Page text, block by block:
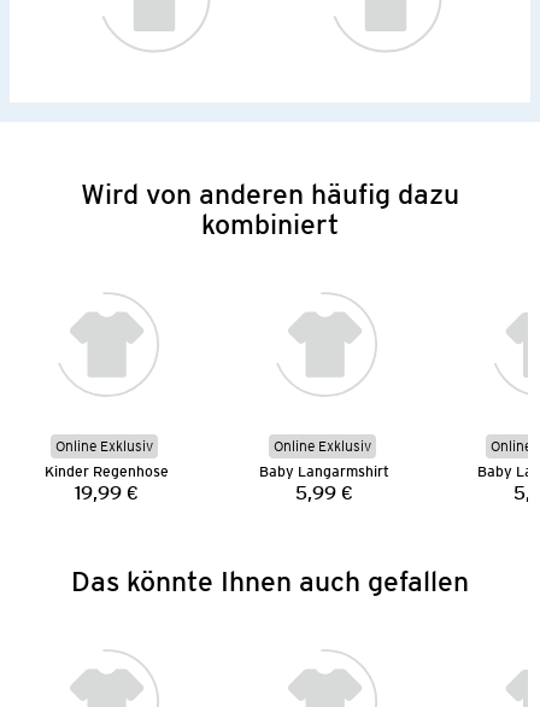
Wird von anderen häufig dazu
kombiniert
Online Exklusiv
Kinder Regenhose
Preis:
19,99 €
Online Exklusiv
Baby Langarmshirt
Preis:
5,99 €
Online
Baby
Das könnte Ihnen auch gefallen